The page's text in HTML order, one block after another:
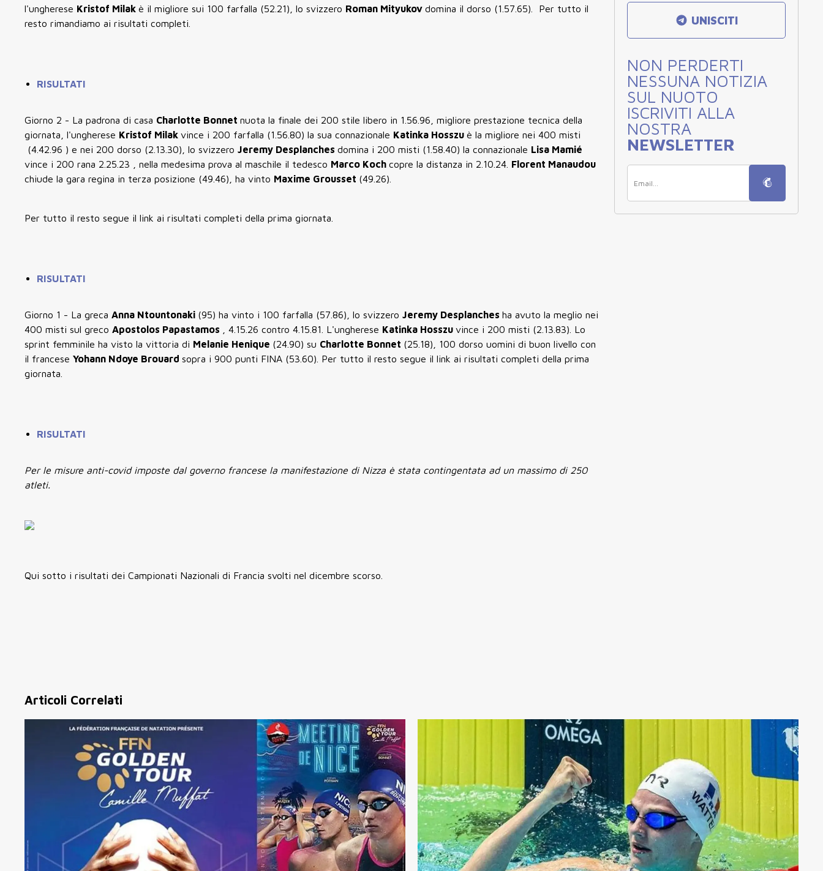
l'ungherese Kristof Milak è il migliore sui 100 farfalla (52.21), lo svizzero Roman Mityukov domina il dorso (1.57.65). Per tutto il
resto rimandiamo ai risultati completi.
RISULTATI
Giorno 2 - La padrona di casa Charlotte Bonnet nuota la finale dei 200 stile libero in 1.56.96, migliore prestazione tecnica della
giornata, l'ungherese Kristof Milak vince i 200 farfalla (1.56.80) la sua connazionale Katinka Hosszu è la migliore nei 400 misti
(4.42.96 ) e nei 200 dorso (2.13.30), lo svizzero Jeremy Desplanches domina i 200 misti (1.58.40) la connazionale Lisa Mamié
vince i 200 rana 2.25.23 , nella medesima prova al maschile il tedesco Marco Koch copre la distanza in 2.10.24. Florent Manaudou
chiude la gara regina in terza posizione (49.46), ha vinto Maxime Grousset (49.26).
Per tutto il resto segue il link ai risultati completi della prima giornata.
RISULTATI
Giorno 1 - La greca Anna Ntountonaki (95) ha vinto i 100 farfalla (57.86), lo svizzero Jeremy Desplanches ha avuto la meglio nei
400 misti sul greco Apostolos Papastamos , 4.15.26 contro 4.15.81. L'ungherese Katinka Hosszu vince i 200 misti (2.13.83). Lo
sprint femminile ha visto la vittoria di Melanie Henique (24.90) su Charlotte Bonnet (25.18), 100 dorso uomini di buon livello con
il francese Yohann Ndoye Brouard sopra i 900 punti FINA (53.60). Per tutto il resto segue il link ai risultati completi della prima
giornata.
RISULTATI
Per le misure anti-covid imposte dal governo francese la manifestazione di Nizza è stata contingentata ad un massimo di 250
atleti.
Qui sotto i risultati dei Campionati Nazionali di Francia svolti nel dicembre scorso.
UNISCITI
NON PERDERTI
NESSUNA NOTIZIA
SUL NUOTO
ISCRIVITI ALLA
NOSTRA
NEWSLETTER
Articoli Correlati